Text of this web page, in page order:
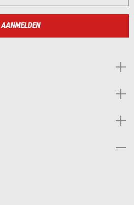
AANMELDEN